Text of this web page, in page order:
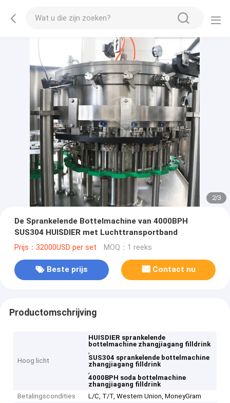
2/3
De Sprankelende Bottelmachine van 4000BPH
SUS304 HUISDIER met Luchttransportband
Prijs：32000USD per set MOQ：1 reeks
Beste prijs Contact nu
Productomschrijving
Hoog licht
HUISDIER sprankelende
bottelmachine zhangjiagang filldrink
,
SUS304 sprankelende bottelmachine
zhangjiagang filldrink
,
4000BPH soda bottelmachine
zhangjiagang filldrink
Betalingscondities
L/C, T/T, Western Union, MoneyGram